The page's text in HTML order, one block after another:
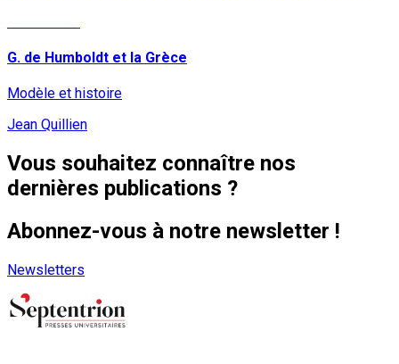
G. de Humboldt et la Grèce
Modèle et histoire
Jean Quillien
Vous souhaitez connaître nos
dernières publications ?
Abonnez-vous à notre newsletter !
Newsletters